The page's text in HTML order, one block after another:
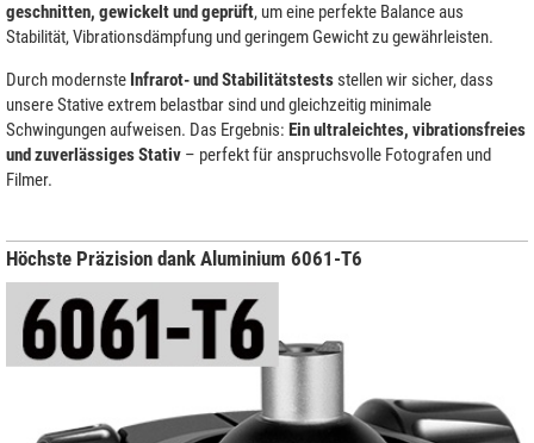
geschnitten, gewickelt und geprüft, um eine perfekte Balance aus
Stabilität, Vibrationsdämpfung und geringem Gewicht zu gewährleisten.
Durch modernste Infrarot- und Stabilitätstests stellen wir sicher, dass
unsere Stative extrem belastbar sind und gleichzeitig minimale
Schwingungen aufweisen. Das Ergebnis: Ein ultraleichtes, vibrationsfreies
und zuverlässiges Stativ – perfekt für anspruchsvolle Fotografen und
Filmer.
Höchste Präzision dank Aluminium 6061-T6